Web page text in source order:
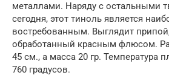
металлами. Наряду с остальными
сегодня, этот тиноль является
востребованным. Выглядит
обработанный красным флюсом.
45 см., а масса 20 гр. Температура
760 градусов.